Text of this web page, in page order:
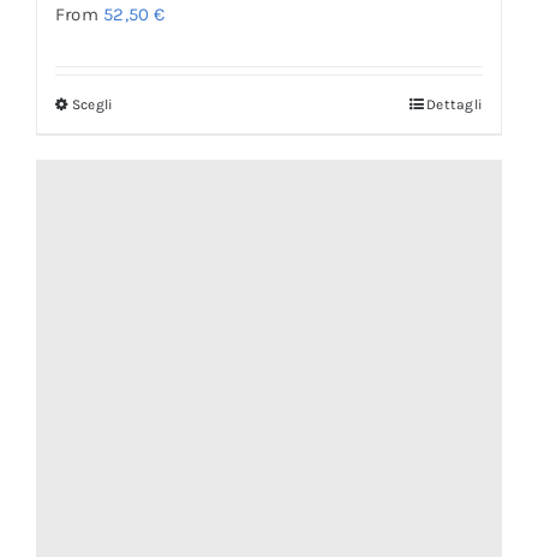
From 52,50€
Scegli Dettagli